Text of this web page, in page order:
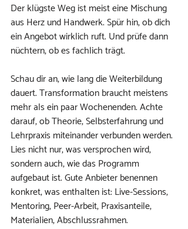
Der klügste Weg ist meist eine Mischung
aus Herz und Handwerk. Spür hin, ob dich
ein Angebot wirklich ruft. Und prüfe dann
nüchtern, ob es fachlich trägt.
Schau dir an, wie lang die Weiterbildung
dauert. Transformation braucht meistens
mehr als ein paar Wochenenden. Achte
darauf, ob Theorie, Selbsterfahrung und
Lehrpraxis miteinander verbunden werden.
Lies nicht nur, was versprochen wird,
sondern auch, wie das Programm
aufgebaut ist. Gute Anbieter benennen
konkret, was enthalten ist: Live-Sessions,
Mentoring, Peer-Arbeit, Praxisanteile,
Materialien, Abschlussrahmen.